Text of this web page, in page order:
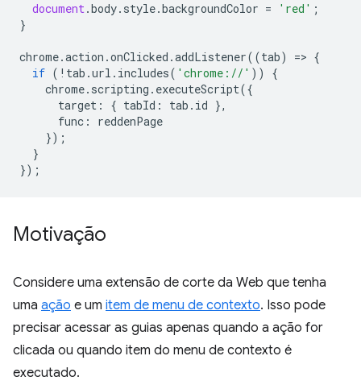
document .body. style.backgroundColor = 'red' ;
}
chrome.action .onClicked .addListener((tab) => {
if ( ! tab .url . includes( 'chrome://' ))
{
chrome. scripting . executeScript({
target : { tabId : tab . id },
func :
reddenPage
});
}
});
Motivação
Considere uma extensão de corte da Web que tenha
uma ação e um item de menu de contexto. Isso pode
precisar acessar as guias apenas quando a ação for
clicada ou quando item do menu de contexto é
executado.